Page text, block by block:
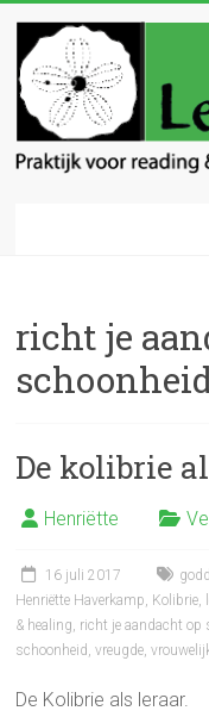
inhoud
en
healing
richt je
De kolibrie
Henriëtte
16 juli 2017
Henriëtte Haverkamp, Kolibrie,
& healing, richt je aandacht op
schoonheid ,vreugde,
De Kolibrie als leraar.